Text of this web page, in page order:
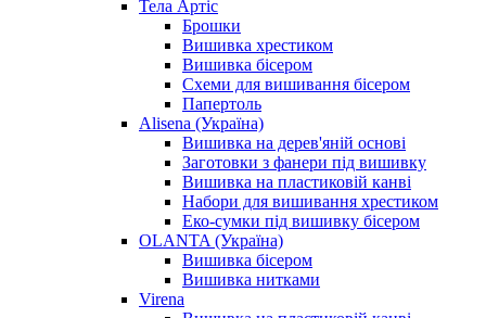
Тела Артіс
Брошки
Вишивка хрестиком
Вишивка бісером
Схеми для вишивання бісером
Папертоль
Alisena (Україна)
Вишивка на дерев'яній основі
Заготовки з фанери під вишивку
Вишивка на пластиковій канві
Набори для вишивання хрестиком
Еко-сумки під вишивку бісером
OLANTA (Україна)
Вишивка бісером
Вишивка нитками
Virena